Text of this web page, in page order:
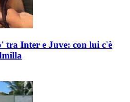
tra Inter e Juve: con lui c'è